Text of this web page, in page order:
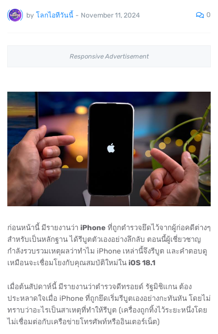
by โลกไอทีวันนี้ - November 11, 2024 0
Responsive Advertisement
ก่อนหน้านี้ มีรายงานว่า iPhone ที่ถูกตำรวจยึดไว้จากผู้ก่อคดีต่างๆ
สำหรับเป็นหลักฐาน ได้รีบูตตัวเองอย่างลึกลับ ตอนนี้ผู้เชี่ยวชาญ
กำลังรวบรวมเหตุผลว่าทำไม iPhone เหล่านี้จึงรีบูต และคำตอบดู
เหมือนจะเชื่อมโยงกับคุณสมบัติใหม่ใน iOS 18.1
เมื่อต้นสัปดาห์นี้ มีรายงานว่าตำรวจดีทรอยด์ รัฐมิชิแกน ต้อง
ประหลาดใจเมื่อ iPhone ที่ถูกยึดเริ่มรีบูตเองอย่างกะทันหัน โดยไม่
ทราบว่าอะไรเป็นสาเหตุที่ทำให้รีบูต (เครื่องถูกทิ้งไว้ระยะหนึ่งโดย
ไม่เชื่อมต่อกับเครือข่ายโทรศัพท์หรืออินเตอร์เน็ต)